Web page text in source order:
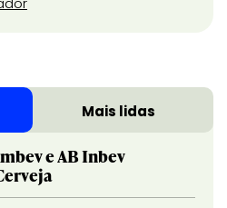
Mais lidas
e AB Inbev